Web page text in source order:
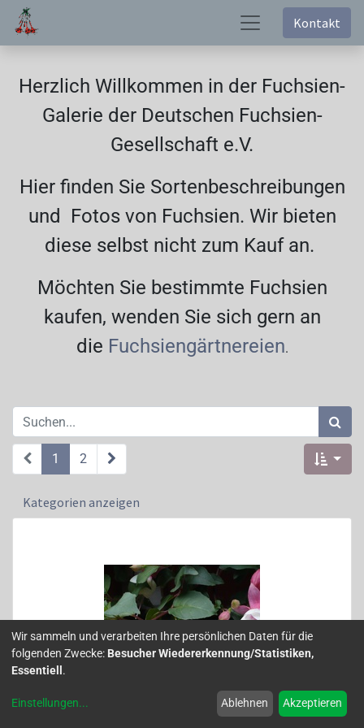
Kontakt
Herzlich Willkommen in der Fuchsien-
Galerie der Deutschen Fuchsien-
Gesellschaft e.V.
Hier finden Sie Sortenbeschreibungen
und Fotos von Fuchsien. Wir bieten
diese selbst nicht zum Kauf an.
Möchten Sie bestimmte Fuchsien
kaufen, wenden Sie sich gern an
die Fuchsiengärtnereien.
1 2
Kategorien anzeigen
Wir sammeln und verarbeiten Ihre persönlichen Daten für die
folgenden Zwecke: Besucher Wiedererkennung/Statistiken,
Essentiell .
Einstellungen... Ablehnen Akzeptieren